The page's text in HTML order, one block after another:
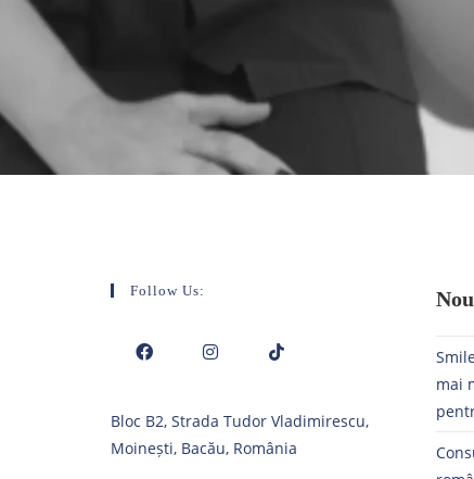
Follow Us:
in
a
in
a
in
a
Bloc B2, Strada Tudor Vladimirescu,
Moinești, Bacău, România
mai